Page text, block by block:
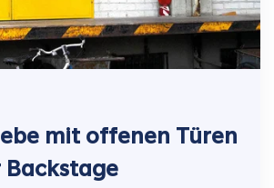
mit offenen Türen